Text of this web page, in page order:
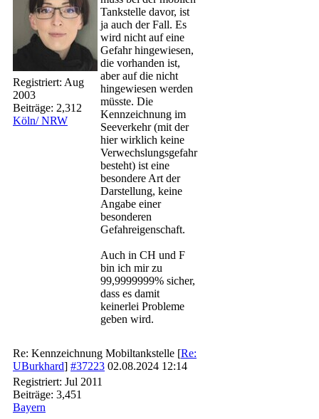
Registriert: Aug
2003
Beiträge: 2,312
Köln/ NRW
Tankstelle davor, ist
ja auch der Fall. Es
wird nicht auf eine
Gefahr hingewiesen,
die vorhanden ist,
aber auf die nicht
hingewiesen werden
müsste. Die
Kennzeichnung im
Seeverkehr (mit der
hier wirklich keine
Verwechslungsgefahr
besteht) ist eine
besondere Art der
Darstellung, keine
Angabe einer
besonderen
Gefahreigenschaft.
Auch in CH und F
bin ich mir zu
99,9999999% sicher,
dass es damit
keinerlei Probleme
geben wird.
Re: Kennzeichnung Mobiltankstelle [Re:
UBurkhard] #37223 02.08.2024 12:14
Registriert: Jul 2011
Beiträge: 3,451
Bayern